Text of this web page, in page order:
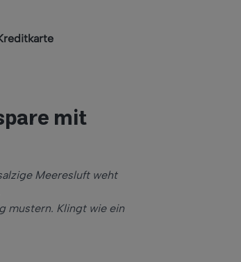
mit
Meeresluft weht
mustern. Klingt wie ein